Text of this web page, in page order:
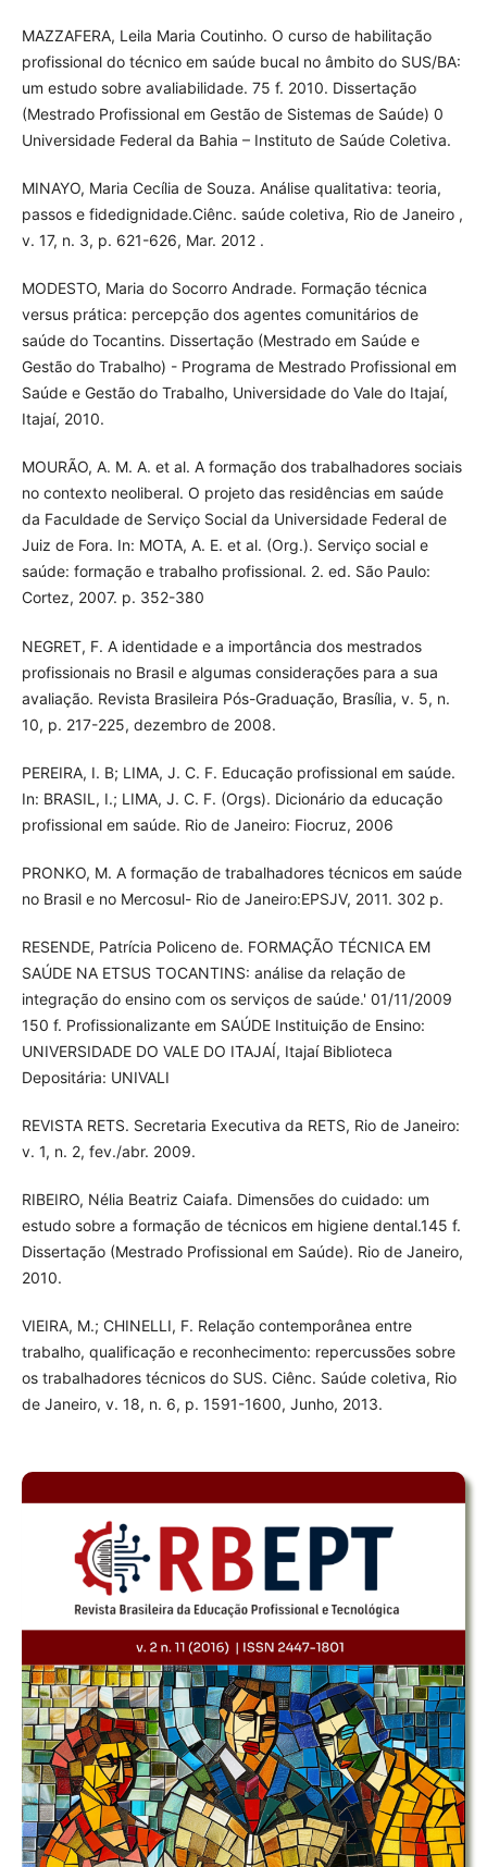
MAZZAFERA, Leila Maria Coutinho. O curso de habilitação
profissional do técnico em saúde bucal no âmbito do SUS/BA:
um estudo sobre avaliabilidade. 75 f. 2010. Dissertação
(Mestrado Profissional em Gestão de Sistemas de Saúde) 0
Universidade Federal da Bahia – Instituto de Saúde Coletiva.
MINAYO, Maria Cecília de Souza. Análise qualitativa: teoria,
passos e fidedignidade.Ciênc. saúde coletiva, Rio de Janeiro ,
v. 17, n. 3, p. 621-626, Mar. 2012 .
MODESTO, Maria do Socorro Andrade. Formação técnica
versus prática: percepção dos agentes comunitários de
saúde do Tocantins. Dissertação (Mestrado em Saúde e
Gestão do Trabalho) - Programa de Mestrado Profissional em
Saúde e Gestão do Trabalho, Universidade do Vale do Itajaí,
Itajaí, 2010.
MOURÃO, A. M. A. et al. A formação dos trabalhadores sociais
no contexto neoliberal. O projeto das residências em saúde
da Faculdade de Serviço Social da Universidade Federal de
Juiz de Fora. In: MOTA, A. E. et al. (Org.). Serviço social e
saúde: formação e trabalho profissional. 2. ed. São Paulo:
Cortez, 2007. p. 352-380
NEGRET, F. A identidade e a importância dos mestrados
profissionais no Brasil e algumas considerações para a sua
avaliação. Revista Brasileira Pós-Graduação, Brasília, v. 5, n.
10, p. 217-225, dezembro de 2008.
PEREIRA, I. B; LIMA, J. C. F. Educação profissional em saúde.
In: BRASIL, I.; LIMA, J. C. F. (Orgs). Dicionário da educação
profissional em saúde. Rio de Janeiro: Fiocruz, 2006
PRONKO, M. A formação de trabalhadores técnicos em saúde
no Brasil e no Mercosul- Rio de Janeiro:EPSJV, 2011. 302 p.
RESENDE, Patrícia Policeno de. FORMAÇÃO TÉCNICA EM
SAÚDE NA ETSUS TOCANTINS: análise da relação de
integração do ensino com os serviços de saúde.' 01/11/2009
150 f. Profissionalizante em SAÚDE Instituição de Ensino:
UNIVERSIDADE DO VALE DO ITAJAÍ, Itajaí Biblioteca
Depositária: UNIVALI
REVISTA RETS. Secretaria Executiva da RETS, Rio de Janeiro:
v. 1, n. 2, fev./abr. 2009.
RIBEIRO, Nélia Beatriz Caiafa. Dimensões do cuidado: um
estudo sobre a formação de técnicos em higiene dental.145 f.
Dissertação (Mestrado Profissional em Saúde). Rio de Janeiro,
2010.
VIEIRA, M.; CHINELLI, F. Relação contemporânea entre
trabalho, qualificação e reconhecimento: repercussões sobre
os trabalhadores técnicos do SUS. Ciênc. Saúde coletiva, Rio
de Janeiro, v. 18, n. 6, p. 1591-1600, Junho, 2013.